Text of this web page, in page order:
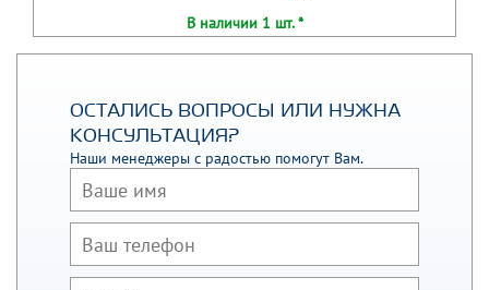
В наличии 1 шт. *
ОСТАЛИСЬ ВОПРОСЫ ИЛИ НУЖНА
КОНСУЛЬТАЦИЯ?
Наши менеджеры с радостью помогут Вам.